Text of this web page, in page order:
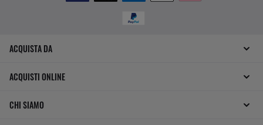
ACQUISTA DA
ACQUISTI ONLINE
CHI SIAMO